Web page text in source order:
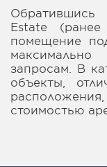
Estate
помещение
запросам. В
объекты,
стоимостью